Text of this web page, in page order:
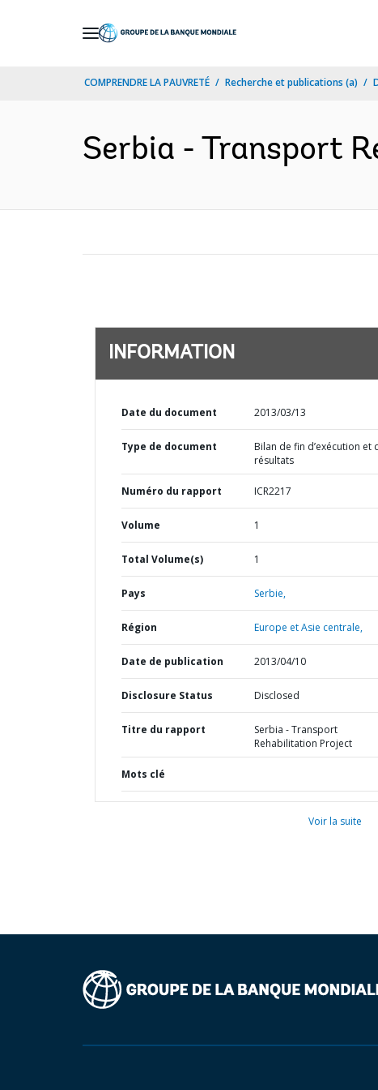
COMPRENDRE LA PAUVRETÉ Recherche et publications (a)
Serbia - Transport
INFORMATION
Date du document 2013/03/13
Type de document
Bilan de fin d’exécution et
résultats
Numéro du rapport ICR2217
Volume 1
Total Volume(s) 1
Pays Serbie,
Région Europe et Asie centrale,
Date de publication 2013/04/10
Disclosure Status Disclosed
Titre du rapport
Serbia - Transport
Rehabilitation Project
Mots clé
Voir la suite